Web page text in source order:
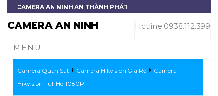
CAMERA AN NINH AN THÀNH PHÁT
CAMERA AN NINH Hotline 0938.112.399
MENU
Camera Quan Sát Camera Hikvision Giá Rẻ
Camera
Hikvision Full Hd 1080P